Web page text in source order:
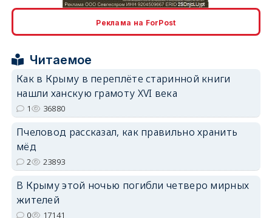
Реклама на ForPost
Читаемое
Как в Крыму в переплёте старинной книги
нашли ханскую грамоту XVI века
1 36880
Пчеловод рассказал, как правильно хранить
мёд
2 23893
В Крыму этой ночью погибли четверо мирных
жителей
0 17141